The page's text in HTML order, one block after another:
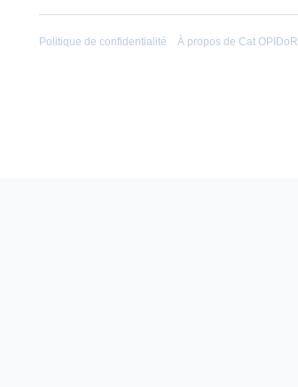
Politique de confidentialité À propos de Cat OPIDoR